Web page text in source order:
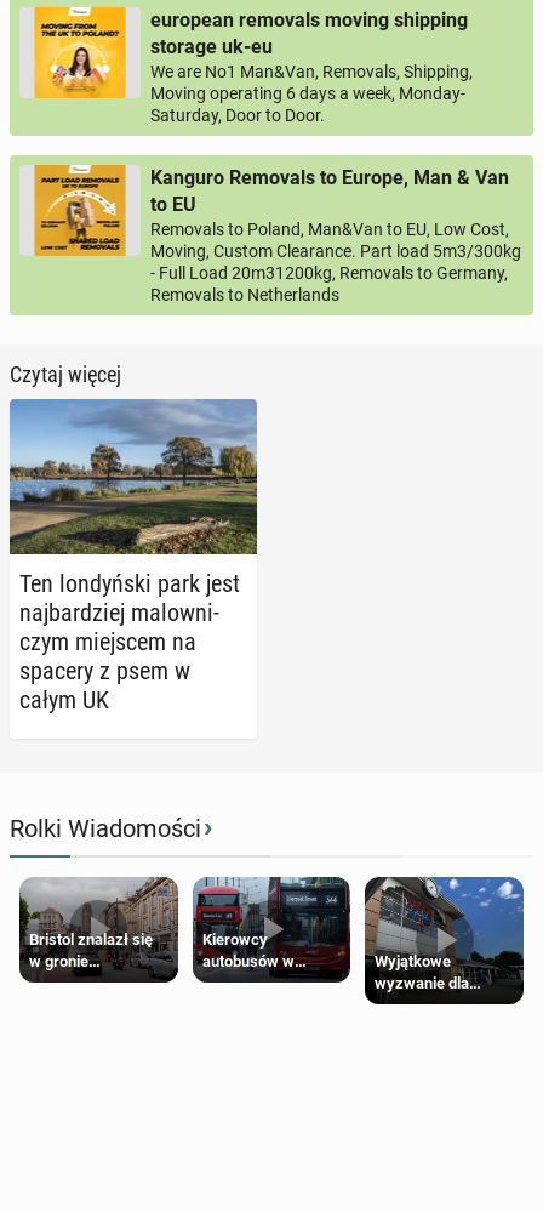
european removals moving shipping
storage uk-eu
We are No1 Man&Van, Removals, Shipping,
Moving operating 6 days a week, Monday-
Saturday, Door to Door.
Kanguro Removals to Europe, Man & Van
to EU
Removals to Poland, Man&Van to EU, Low Cost,
Moving, Custom Clearance. Part load 5m3/300kg
- Full Load 20m31200kg, Removals to Germany,
Removals to Netherlands
Czytaj więcej
Ten lon­dyń­ski park jest
naj­bar­dziej ma­low­ni­
czym miej­scem na
spacery z psem w
całym UK
Rolki Wiadomości›
Bristol znalazł się
w gronie
najlepszych
Kierowcy
autobusów w
Londynie
Wyjątkowe
wyzwanie dla
posiadaczy kart